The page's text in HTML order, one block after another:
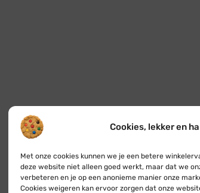
Cookies, lekker en
Met onze cookies kunnen we je een betere
deze website niet alleen goed werkt, maar dat we
verbeteren en je op een anonieme manier onze
Cookies weigeren kan ervoor zorgen dat onze